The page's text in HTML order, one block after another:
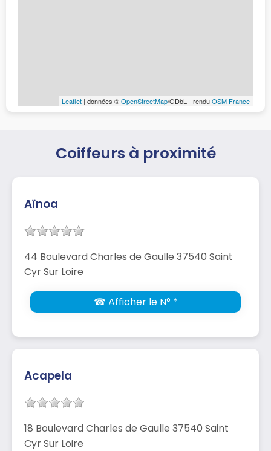
Leaflet | données ©OpenStreetMap/ODbL - renduOSM France
Coiffeurs à proximité
Aïnoa
44 Boulevard Charles de Gaulle 37540 Saint
Cyr Sur Loire
☎ Afficher le N° *
Acapela
18 Boulevard Charles de Gaulle 37540 Saint
Cyr Sur Loire